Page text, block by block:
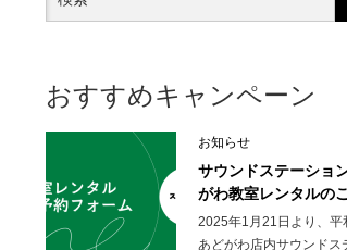
おすすめキャンペーン
お知らせ
サウンドステーショ
がわ教室レンタルの
2025年1月21日より、平
あどがわ店内サウンド